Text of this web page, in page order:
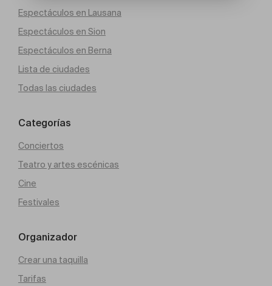
Espectáculos en Lausana
Espectáculos en Sion
Espectáculos en Berna
Lista de ciudades
Todas las ciudades
Categorías
Conciertos
Teatro y artes escénicas
Cine
Festivales
Organizador
Crear una taquilla
Tarifas